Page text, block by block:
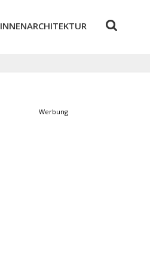
INNENARCHITEKTUR
Werbung